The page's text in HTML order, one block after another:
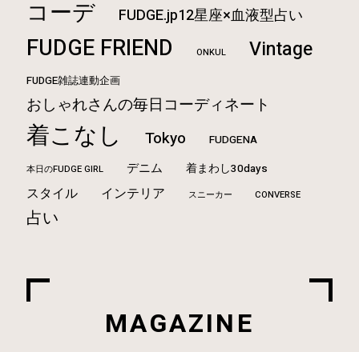
コーデ FUDGE.jp12星座×血液型占い
FUDGE FRIEND ONKUL Vintage
FUDGE雑誌連動企画
おしゃれさんの毎日コーディネート
着こなし Tokyo FUDGENA
本日のFUDGE GIRL デニム 着まわし30days
スタイル インテリア スニーカー CONVERSE
占い
MAGAZINE